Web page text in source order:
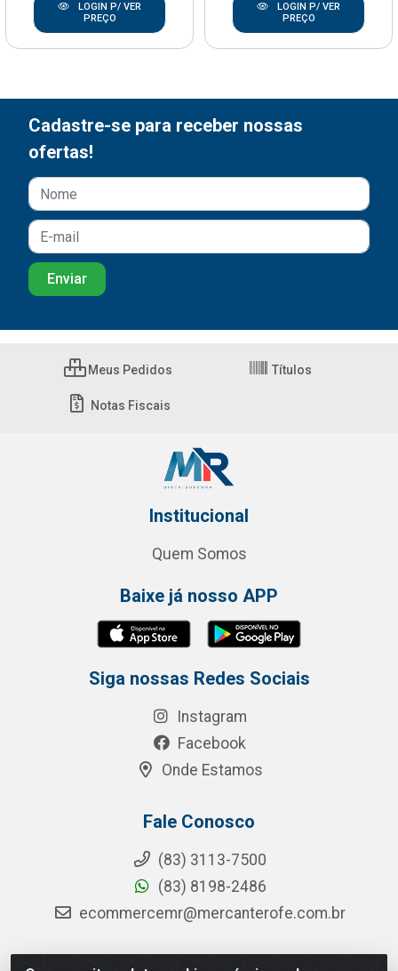
LOGIN P/ VER
PREÇO
LOGIN P/ VER
PREÇO
Cadastre-se para receber nossas
ofertas!
Meus Pedidos Títulos
Notas Fiscais
Institucional
Quem Somos
Baixe já nosso APP
Siga nossas Redes Sociais
Instagram
Facebook
Onde Estamos
Fale Conosco
(83) 3113-7500
(83) 8198-2486
ecommercemr@mercanterofe.com.br